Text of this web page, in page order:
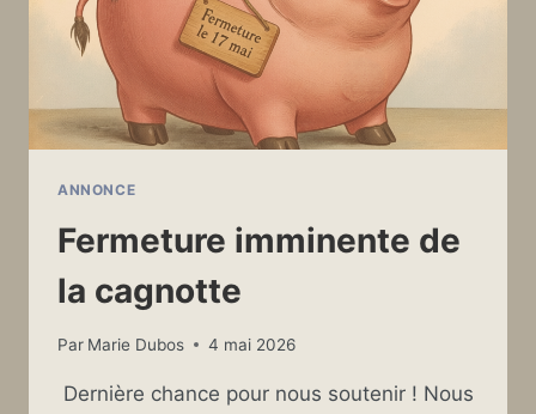
ANNONCE
Fermeture imminente de
la cagnotte
Par Marie Dubos 4 mai 2026
Dernière chance pour nous soutenir ! Nous